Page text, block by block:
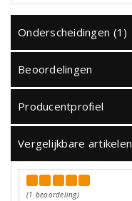
Onderscheidingen (1)
Beoordelingen
Producentprofiel
Vergelijkbare artikelen
(1 beoordeling)